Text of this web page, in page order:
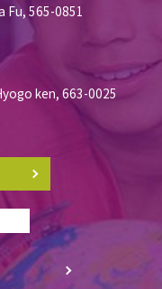
Fu, 565-0851
ken, 663-0025